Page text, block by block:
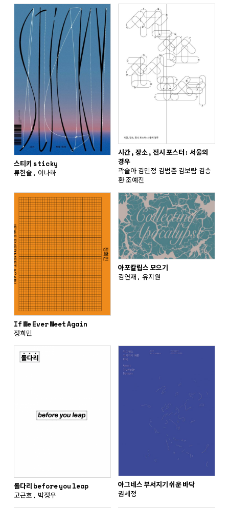
스티키 sticky
류한솔, 이나하
시간, 장소, 전시 포스터: 서울의
경우
곽솔아 김민정 김범준 김보람 김승
환 조예진
If We Ever Meet Again
정희민
아포칼립스 모으기
김연재, 유지원
돌다리 before you leap
고근호, 박정우
아그네스 부서지기 쉬운 바닥
권세정